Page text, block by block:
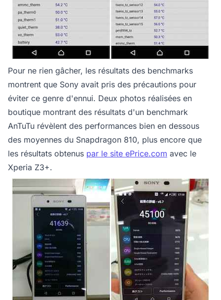
Pour ne rien gâcher, les résultats des benchmarks
montrent que Sony avait pris des précautions pour
éviter ce genre d'ennui. Deux photos réalisées en
boutique montrant des résultats d'un benchmark
AnTuTu révèlent des performances bien en dessous
des moyennes du Snapdragon 810, plus encore que
les résultats obtenus par le site ePrice.com avec le
Xperia Z3+.